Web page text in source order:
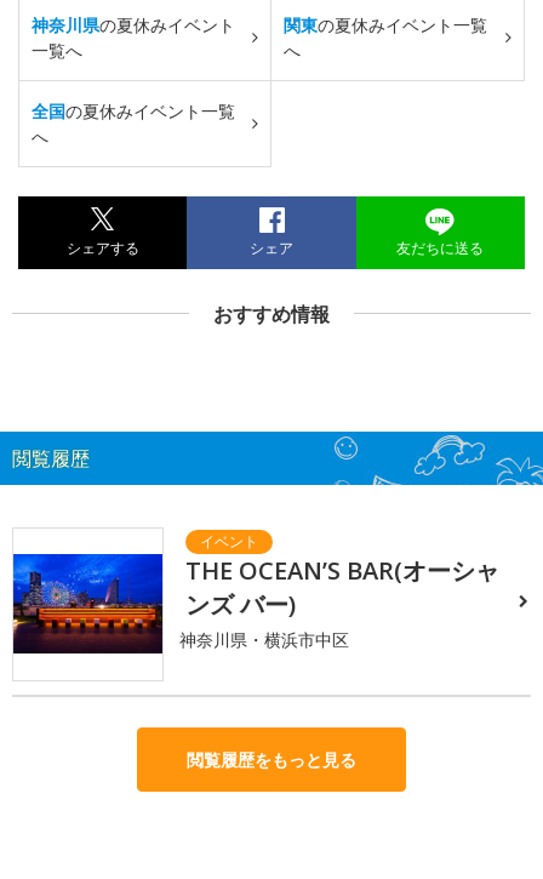
神奈川県の夏休みイベント
一覧へ
関東の夏休みイベント一覧
へ
全国の夏休みイベント一覧
へ
シェアする シェア 友だちに送る
おすすめ情報
閲覧履歴
THE OCEAN’S BAR(オーシャ
ンズ バー)
神奈川県・横浜市中区
閲覧履歴をもっと見る